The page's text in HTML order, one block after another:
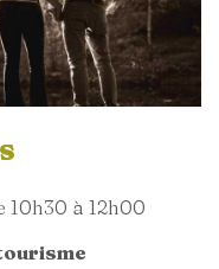
10h30 à 12h00